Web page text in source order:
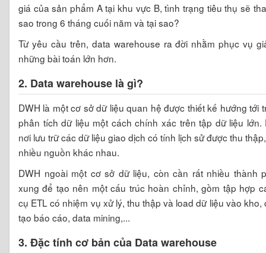
giá của sản phẩm A tại khu vực B, tình trạng tiêu thụ sẽ
sao trong 6 tháng cuối năm và tại sao?
Từ yêu cầu trên, data warehouse ra đời nhằm phục vụ
những bài toán lớn hơn.
2. Data warehouse là gì?
DWH là một cơ sở dữ liệu quan hệ được thiết kế hướng tới
phân tích dữ liệu một cách chính xác trên tập dữ liệu lớn.
nơi lưu trữ các dữ liệu giao dịch có tính lịch sử được thu
nhiều nguồn khác nhau.
DWH ngoài một cơ sở dữ liệu, còn cần rất nhiều thành
xung để tạo nên một cấu trúc hoàn chỉnh, gồm tập hợp
cụ ETL có nhiệm vụ xử lý, thu thập và load dữ liệu vào kho,
tạo báo cáo, data mining,...
3. Đặc tính cơ bản của Data warehouse